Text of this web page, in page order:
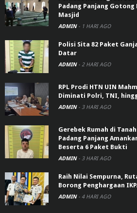
Padang Panjang Gotong
Masjid
ADMIN - 1 HARI AGO
Polisi Sita 82 Paket
Datar
ADMIN - 2 HARI AGO
RPL Prodi HTN UIN
Diminati Polri, TNI,
ADMIN - 3 HARI AGO
Gerebek Rumah di
Padang Panjang
Beserta 6 Paket Bukti
ADMIN - 3 HARI AGO
Raih Nilai Sempurna,
Borong Penghargaan
ADMIN - 4 HARI AGO